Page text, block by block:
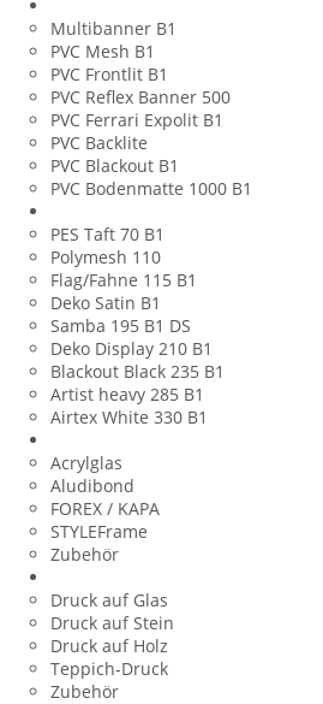
Multibanner B1
PVC Mesh B1
PVC Frontlit B1
PVC Reflex Banner 500
PVC Ferrari Expolit B1
PVC Backlite
PVC Blackout B1
PVC Bodenmatte 1000 B1
PES Taft 70 B1
Polymesh 110
Flag/Fahne 115 B1
Deko Satin B1
Samba 195 B1 DS
Deko Display 210 B1
Blackout Black 235 B1
Artist heavy 285 B1
Airtex White 330 B1
Acrylglas
Aludibond
FOREX / KAPA
STYLEFrame
Zubehör
Druck auf Glas
Druck auf Stein
Druck auf Holz
Teppich-Druck
Zubehör